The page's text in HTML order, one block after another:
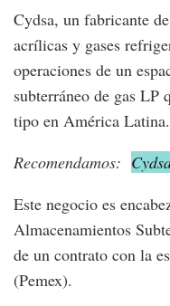
Cydsa, un fabricante
acrílicas y gases
operaciones de un
subterráneo de gas LP
tipo en América Latina.
Recomendamos:
Este negocio es
Almacenamientos
de un contrato con la
(Pemex).